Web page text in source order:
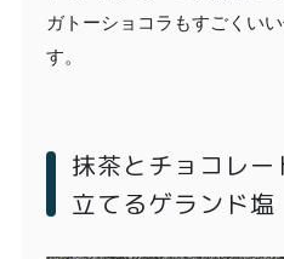
ガトーショコラもすごくい
す。
抹茶とチョコレ
立てるゲランド塩